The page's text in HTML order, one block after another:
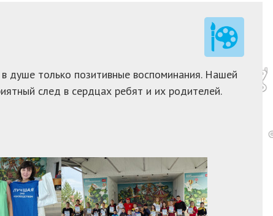
душе только позитивные воспоминания. Нашей
след в сердцах ребят и их родителей.